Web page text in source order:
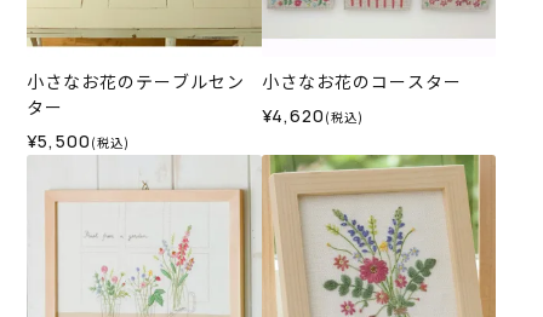
小さなお花のテーブルセン
ター
¥5,500 (税込)
小さなお花のコースター
¥4,620 (税込)